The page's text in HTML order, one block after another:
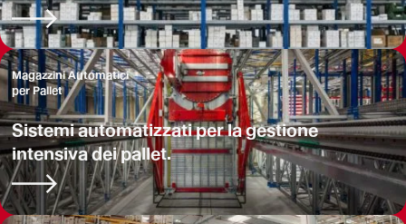
Magazzini Automatici
per Pallet
Sistemi automatizzati per la gestione
intensiva dei pallet.